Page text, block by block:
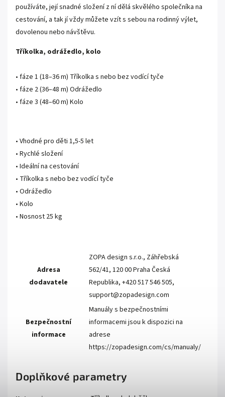
používáte, její snadné složení z ní dělá skvělého společníka na
cestování, a tak jí vždy můžete vzít s sebou na rodinný výlet,
dovolenou nebo návštěvu.
Tříkolka, odrážedlo, kolo
• fáze 1 (18–36 m) Tříkolka s nebo bez vodící tyče
• fáze 2 (36–48 m) Odrážedlo
• fáze 3 (48–60 m) Kolo
• Vhodné pro děti 1,5-5 let
• Rychlé složení
• Ideální na cestování
• Tříkolka s nebo bez vodící tyče
• Odrážedlo
• Kolo
• Nosnost 25 kg
Adresa
dodavatele
ZOPA design s.r.o., Záhřebská
562/41, 120 00 Praha Česká
Republika, +420 517 546 505,
support@zopadesign.com
Bezpečnostní
informace
Manuály s bezpečnostními
informacemi jsou k dispozici na
adrese
https://zopadesign.com/cs/manualy/
Doplňkové parametry